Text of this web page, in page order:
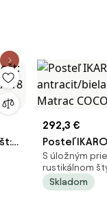
292,3 €
Posteľ
antracit/
Matrac
S úložným
rustikálnom
Skladom